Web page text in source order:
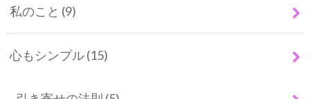
私のこと (9)
心もシンプル(15)